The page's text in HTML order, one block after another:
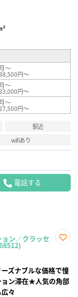
～
円～
～
円～
～
円～
駅近
wifiあり
電話する
ョン／クラッセ
録
ーズナブルな価格で憧
ン滞在★人気の角部
々